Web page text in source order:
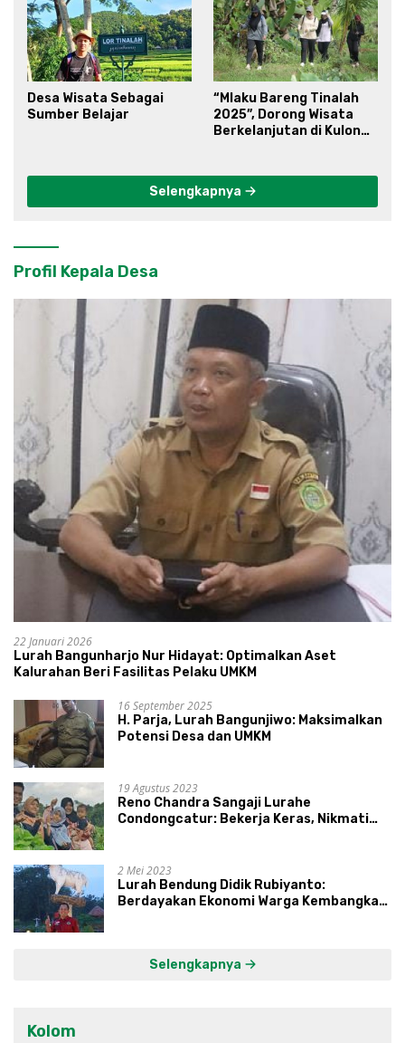
Desa Wisata Sebagai
Sumber Belajar
“Mlaku Bareng Tinalah
2025”, Dorong Wisata
Berkelanjutan di Kulon
Selengkapnya
Profil Kepala Desa
22 Januari 2026
Lurah Bangunharjo Nur Hidayat: Optimalkan Aset
Kalurahan Beri Fasilitas Pelaku UMKM
16 September 2025
H. Parja, Lurah Bangunjiwo: Maksimalkan
Potensi Desa dan UMKM
19 Agustus 2023
Reno Chandra Sangaji Lurahe
Condongcatur: Bekerja Keras, Nikmati
2 Mei 2023
Lurah Bendung Didik Rubiyanto:
Berdayakan Ekonomi Warga Kembangkan
Selengkapnya
Kolom